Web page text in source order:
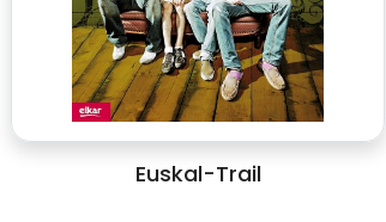
Euskal-Trail